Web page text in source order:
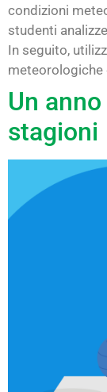
condizioni
studenti
In seguito,
meteorologiche
Un
stagioni